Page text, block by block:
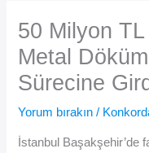
50 Milyon
Metal
Sürecine
Yorum bırakın /
İstanbul Başakşehir’de